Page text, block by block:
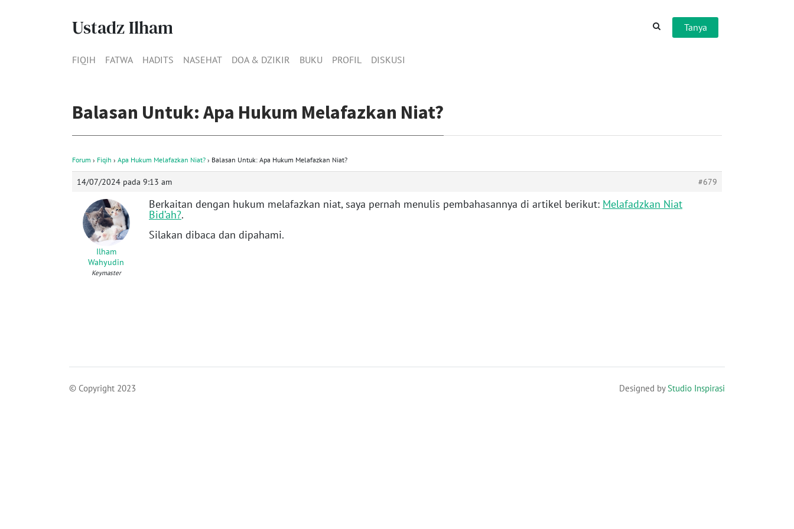
Ustadz Ilham Tanya
FIQIH FATWA HADITS NASEHAT DOA & DZIKIR BUKU PROFIL DISKUSI
Balasan Untuk: Apa Hukum Melafazkan Niat?
Forum › Fiqih › Apa Hukum Melafazkan Niat? › Balasan Untuk: Apa Hukum Melafazkan Niat?
14/07/2024 pada 9:13 am #679
Ilham
Wahyudin
Keymaster
Berkaitan dengan hukum melafazkan niat, saya pernah menulis pembahasannya di artikel berikut: Melafadzkan Niat
Bid’ah?.
Silakan dibaca dan dipahami.
© Copyright 2023 Designed byStudio Inspirasi